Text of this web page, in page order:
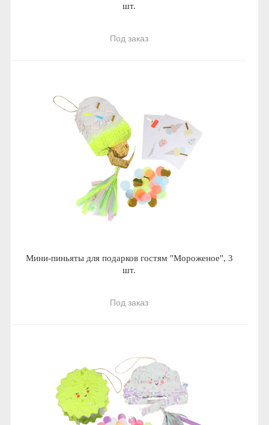
шт.
Под заказ
Мини-пиньяты для подарков гостям "Мороженое", 3
шт.
Под заказ